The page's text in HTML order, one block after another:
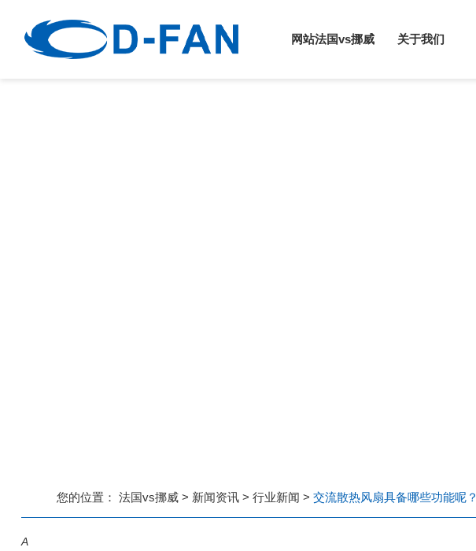
网站法国vs挪威 关于我们
您的位置： 法国vs挪威> 新闻资讯> 行业新闻 > 交流散热风扇具备哪些功能呢？
A